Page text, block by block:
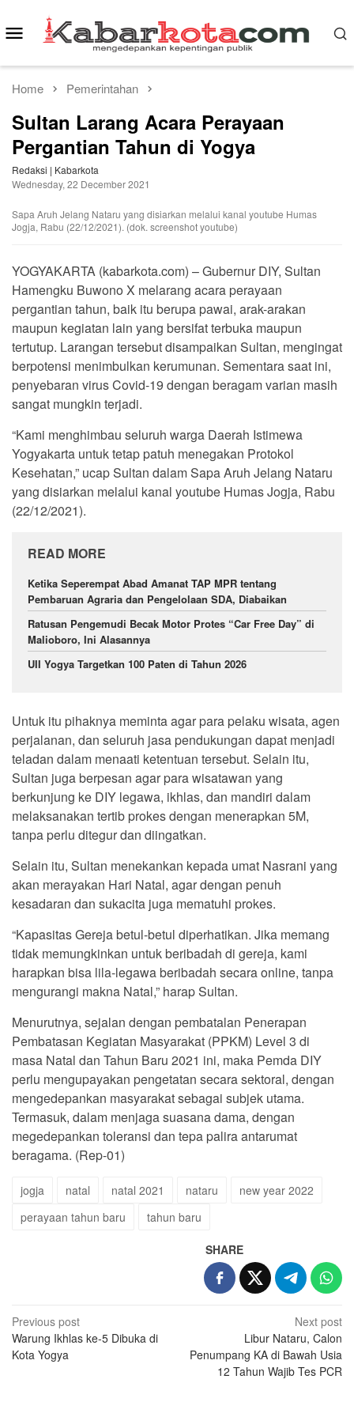
to
content
Mobile
Menu
Home Pemerintahan
Sultan Larang Acara Perayaan
Pergantian Tahun di Yogya
Redaksi | Kabarkota
Wednesday, 22 December 2021
Sapa Aruh Jelang Nataru yang disiarkan melalui kanal youtube Humas
Jogja, Rabu (22/12/2021). (dok. screenshot youtube)
YOGYAKARTA (kabarkota.com) – Gubernur DIY, Sultan
Hamengku Buwono X melarang acara perayaan
pergantian tahun, baik itu berupa pawai, arak-arakan
maupun kegiatan lain yang bersifat terbuka maupun
tertutup. Larangan tersebut disampaikan Sultan, mengingat
berpotensi menimbulkan kerumunan. Sementara saat ini,
penyebaran virus Covid-19 dengan beragam varian masih
sangat mungkin terjadi.
“Kami menghimbau seluruh warga Daerah Istimewa
Yogyakarta untuk tetap patuh menegakan Protokol
Kesehatan,” ucap Sultan dalam Sapa Aruh Jelang Nataru
yang disiarkan melalui kanal youtube Humas Jogja, Rabu
(22/12/2021).
READ MORE
Ketika Seperempat Abad Amanat TAP MPR tentang
Pembaruan Agraria dan Pengelolaan SDA, Diabaikan
Ratusan Pengemudi Becak Motor Protes “Car Free Day” di
Malioboro, Ini Alasannya
UII Yogya Targetkan 100 Paten di Tahun 2026
Untuk itu pihaknya meminta agar para pelaku wisata, agen
perjalanan, dan seluruh jasa pendukungan dapat menjadi
teladan dalam menaati ketentuan tersebut. Selain itu,
Sultan juga berpesan agar para wisatawan yang
berkunjung ke DIY legawa, ikhlas, dan mandiri dalam
melaksanakan tertib prokes dengan menerapkan 5M,
tanpa perlu ditegur dan diingatkan.
Selain itu, Sultan menekankan kepada umat Nasrani yang
akan merayakan Hari Natal, agar dengan penuh
kesadaran dan sukacita juga mematuhi prokes.
“Kapasitas Gereja betul-betul diperhatikan. Jika memang
tidak memungkinkan untuk beribadah di gereja, kami
harapkan bisa lila-legawa beribadah secara online, tanpa
mengurangi makna Natal,” harap Sultan.
Menurutnya, sejalan dengan pembatalan Penerapan
Pembatasan Kegiatan Masyarakat (PPKM) Level 3 di
masa Natal dan Tahun Baru 2021 ini, maka Pemda DIY
perlu mengupayakan pengetatan secara sektoral, dengan
mengedepankan masyarakat sebagai subjek utama.
Termasuk, dalam menjaga suasana dama, dengan
megedepankan toleransi dan tepa palira antarumat
beragama. (Rep-01)
jogja natal natal 2021 nataru
new year 2022
perayaan tahun baru
tahun baru
SHARE
Post
navigation
Previous post
Warung Ikhlas ke-5 Dibuka di
Kota Yogya
Next post
Libur Nataru, Calon
Penumpang KA di Bawah Usia
12 Tahun Wajib Tes PCR